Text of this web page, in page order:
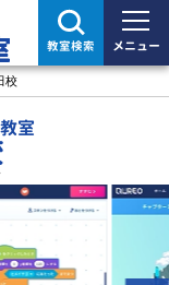
教室検索 メニュー
校
室